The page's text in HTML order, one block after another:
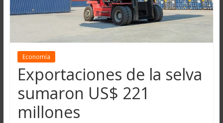
Economía
Exportaciones de la selva
sumaron US$ 221
millones